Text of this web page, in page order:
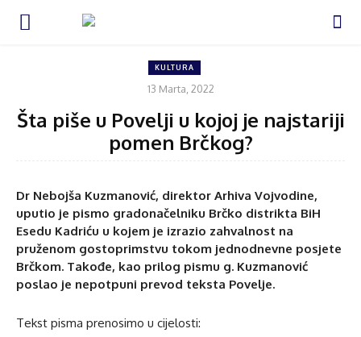
KULTURA
13 Marta, 2022
Šta piše u Povelji u kojoj je najstariji
pomen Brčkog?
Dr Nebojša Kuzmanović, direktor Arhiva Vojvodine,
uputio je pismo gradonačelniku Brčko distrikta BiH
Esedu Kadriću u kojem je izrazio zahvalnost na
pruženom gostoprimstvu tokom jednodnevne posjete
Brčkom. Takođe, kao prilog pismu g. Kuzmanović
poslao je nepotpuni prevod teksta Povelje.
Tekst pisma prenosimo u cijelosti: